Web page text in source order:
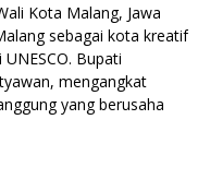
Kota Malang, Jawa
sebagai kota kreatif
Bupati
mengangkat
yang berusaha